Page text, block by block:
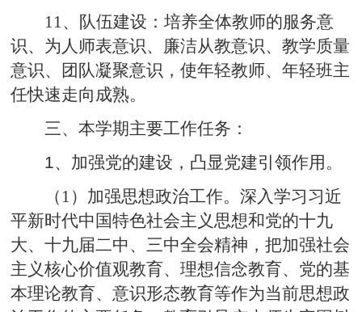
11、队伍建设：培养全体教师的服务意
识、为人师表意识、廉洁从教意识、教学质量
意识、团队凝聚意识，使年轻教师、年轻班主
任快速走向成熟。
三、本学期主要工作任务：
1、加强党的建设，凸显党建引领作用。
（1）加强思想政治工作。深入学习习近
平新时代中国特色社会主义思想和党的十九
大、十九届二中、三中全会精神，把加强社会
主义核心价值观教育、理想信念教育、党的基
本理论教育、意识形态教育等作为当前思想政